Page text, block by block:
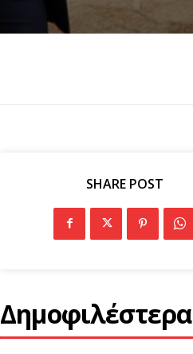
SHARE POST
Δημοφιλέστερα